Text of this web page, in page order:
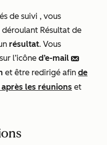
de suivi , vous
Résultat de
résultat. Vous
l’icône d’e-mail email
et être redirigé afin de
les réunions et